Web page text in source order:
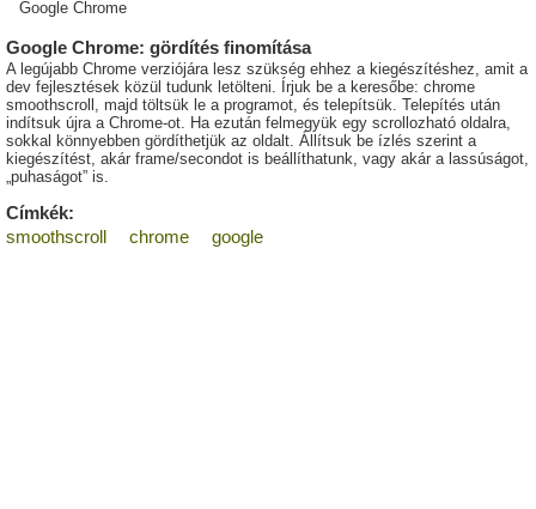
Google Chrome
Google Chrome: gördítés finomítása
A legújabb Chrome verziójára lesz szükség ehhez a kiegészítéshez, amit a
dev fejlesztések közül tudunk letölteni. Írjuk be a keresőbe: chrome
smoothscroll, majd töltsük le a programot, és telepítsük. Telepítés után
indítsuk újra a Chrome-ot. Ha ezután felmegyük egy scrollozható oldalra,
sokkal könnyebben gördíthetjük az oldalt. Állítsuk be ízlés szerint a
kiegészítést, akár frame/secondot is beállíthatunk, vagy akár a lassúságot,
„puhaságot” is.
Címkék:
smoothscroll
chrome google